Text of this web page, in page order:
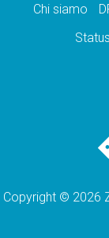
Chi siamo
Copyright © 2026